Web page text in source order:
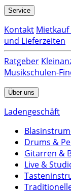
Service
Kontakt
und Lieferzeiten
Ratgeber
Musikschulen-
Über uns
Ladengeschäft
Drums &
Gitarren &
Live &